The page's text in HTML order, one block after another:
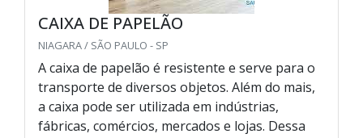
CAIXA DE PAPELÃO
NIAGARA / SÃO PAULO - SP
A caixa de papelão é resistente e serve para o
transporte de diversos objetos. Além do mais,
a caixa pode ser utilizada em indústrias,
fábricas, comércios, mercados e lojas. Dessa